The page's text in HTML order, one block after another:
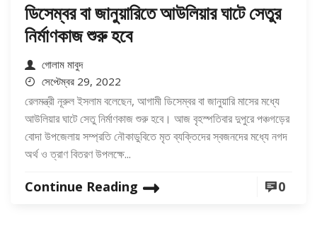
ডিসেম্বর বা জানুয়ারিতে আউলিয়ার ঘাটে সেতুর
নির্মাণকাজ শুরু হবে
গোলাম মাবুদ
সেপ্টেম্বর 29, 2022
রেলমন্ত্রী নূরুল ইসলাম বলেছেন, আগামী ডিসেম্বর বা জানুয়ারি মাসের মধ্যে
আউলিয়ার ঘাটে সেতু নির্মাণকাজ শুরু হবে। আজ বৃহস্পতিবার দুপুরে পঞ্চগড়ের
বোদা উপজেলায় সম্প্রতি নৌকাডুবিতে মৃত ব্যক্তিদের স্বজনদের মধ্যে নগদ
অর্থ ও ত্রাণ বিতরণ উপলক্ষে...
Continue Reading 0